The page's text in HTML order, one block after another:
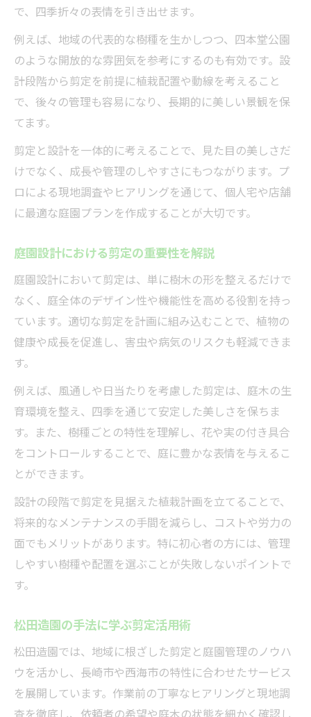
で、四季折々の表情を引き出せます。
例えば、地域の代表的な樹種を生かしつつ、四本堂公園
のような開放的な雰囲気を参考にするのも有効です。設
計段階から剪定を前提に植栽配置や動線を考えること
で、後々の管理も容易になり、長期的に美しい景観を保
てます。
剪定と設計を一体的に考えることで、見た目の美しさだ
けでなく、成長や管理のしやすさにもつながります。プ
ロによる現地調査やヒアリングを通じて、個人宅や店舗
に最適な庭園プランを作成することが大切です。
庭園設計における剪定の重要性を解説
庭園設計において剪定は、単に樹木の形を整えるだけで
なく、庭全体のデザイン性や機能性を高める役割を持っ
ています。適切な剪定を計画に組み込むことで、植物の
健康や成長を促進し、害虫や病気のリスクも軽減できま
す。
例えば、風通しや日当たりを考慮した剪定は、庭木の生
育環境を整え、四季を通じて安定した美しさを保ちま
す。また、樹種ごとの特性を理解し、花や実の付き具合
をコントロールすることで、庭に豊かな表情を与えるこ
とができます。
設計の段階で剪定を見据えた植栽計画を立てることで、
将来的なメンテナンスの手間を減らし、コストや労力の
面でもメリットがあります。特に初心者の方には、管理
しやすい樹種や配置を選ぶことが失敗しないポイントで
す。
松田造園の手法に学ぶ剪定活用術
松田造園では、地域に根ざした剪定と庭園管理のノウハ
ウを活かし、長崎市や西海市の特性に合わせたサービス
を展開しています。作業前の丁寧なヒアリングと現地調
査を徹底し、依頼者の希望や庭木の状態を細かく確認し